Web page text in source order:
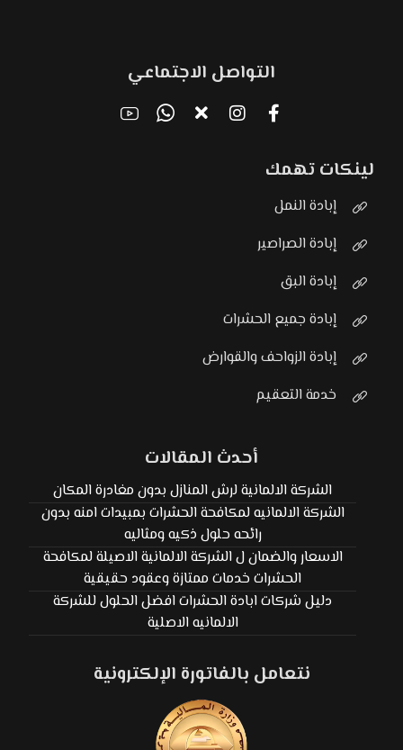
التواصل الاجتماعي
لينكات تهمك
إبادة النمل
إبادة الصراصير
إبادة البق
إبادة جميع الحشرات
إبادة الزواحف والقوارض
خدمة التعقيم
أحدث المقالات
الشركة الالمانية لرش المنازل بدون مغادرة المكان
الشركة الالمانيه لمكافحة الحشرات بمبيدات امنه بدون
رائحه حلول ذكيه ومثاليه
الاسعار والضمان ل الشركة الالمانية الاصيلة لمكافحة
الحشرات خدمات ممتازة وعقود حقيقية
دليل شركات ابادة الحشرات افضل الحلول للشركة
الالمانيه الاصلية
نتعامل بالفاتورة الإلكترونية